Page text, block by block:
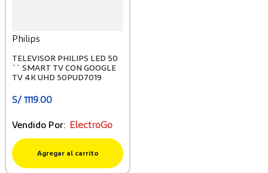
Philips
TELEVISOR PHILIPS LED 50
´´ SMART TV CON GOOGLE
TV 4K UHD 50PUD7019
S/ 1119.00
Vendido Por: ElectroGo
Agregar al carrito